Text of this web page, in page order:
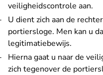
veiligheidscontrole aan.
U dient zich aan de
portiersloge. Men kan u
legitimatiebewijs.
Hierna gaat u naar de
zich tegenover de